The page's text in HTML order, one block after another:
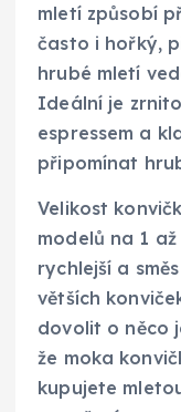
mletí způsobí
často i hořký,
hrubé mletí
Ideální je
espressem a
připomínat
Velikost
modelů na 1
rychlejší a
větších
dovolit o něco
že moka
kupujete